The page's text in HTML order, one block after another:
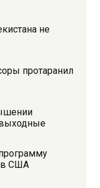
не
протаранил
в США